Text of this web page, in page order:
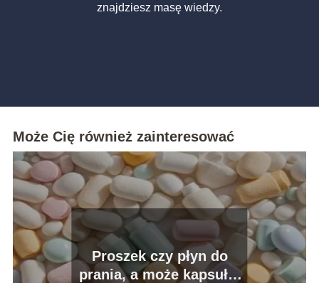
znajdziesz masę wiedzy.
Może Cię również zainteresować
Proszek czy płyn do
prania, a może kapsułki